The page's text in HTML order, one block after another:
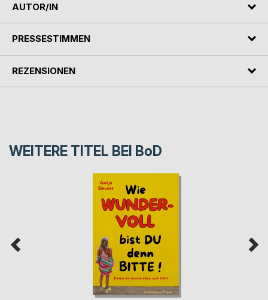
AUTOR/IN
PRESSESTIMMEN
REZENSIONEN
WEITERE TITEL BEI BoD